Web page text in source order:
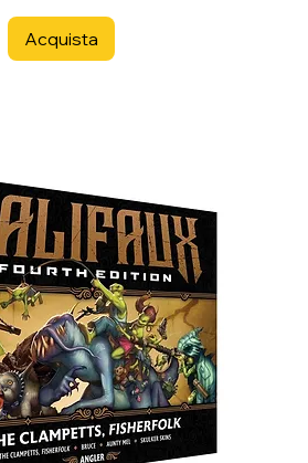
Acquista